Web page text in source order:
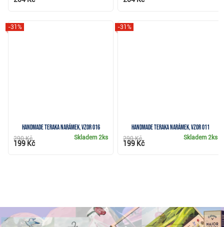
Handmade Teraka narámek, vzor 016
-31%
Skladem 2ks
290 Kč
199 Kč
Handmade Teraka narámek, vzor 011
-31%
Skladem 2ks
290 Kč
199 Kč